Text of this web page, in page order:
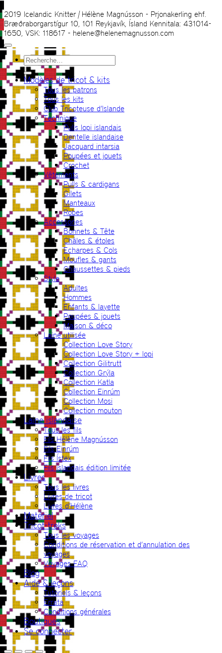
2019 Icelandic Knitter | Hélène Magnússon - Prjonakerling ehf.
Bræðraborgarstígur 10, 101 Reykjavík, Ísland Kennitala: 431014-
1650, VSK: 118617 - helene@helenemagnusson.com
Recherche
pour :
Modèles de tricot & kits
Tous les patrons
Tous les kits
Club Tricoteuse d’Islande
Technique
Pulls lopi islandais
Dentelle islandaise
Jacquard intarsia
Poupées et jouets
Crochet
Vêtements
Pulls & cardigans
Gilets
Manteaux
Robes
Accessories
Bonnets & Tête
Châles & étoles
Echarpes & Cols
Moufles & gants
Chaussettes & pieds
Style
Adultes
Hommes
Enfants & layette
Poupées & jouets
Maison & déco
Laine utilisée
Collection Love Story
Collection Love Story + lopi
Collection Gilitrutt
Collection Grýla
Collection Katla
Collection Einrúm
Collection Mosi
Collection mouton
Laine islandaise
Tous les fils
Fils Hélène Magnússon
Fils Einrúm
Fils Ístex
Fils islandais édition limitée
Livres
Tous les livres
Livres de tricot
Livres d’Hélène
Matériel
Tricot-treks
Tous les voyages
Conditions de réservation et d’annulation des
voyages
Voyages FAQ
Blog
Aide & leçons
Tutoriels & leçons
Errata
Conditions générales
Boutiques
Se connecter